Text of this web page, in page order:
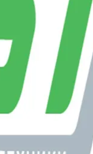
Туры и
Кино